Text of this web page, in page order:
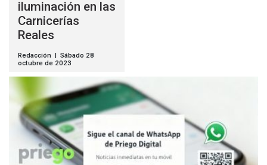
iluminación en las
Carnicerías
Reales
Redacción | Sábado 28
octubre de 2023